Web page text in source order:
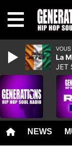
NEWS
La
JET